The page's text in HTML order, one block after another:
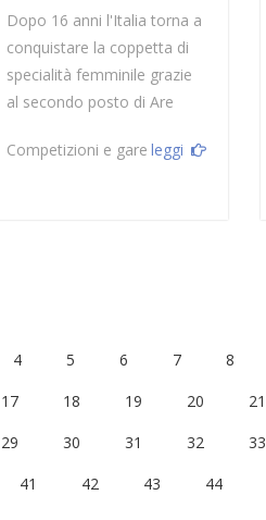
Dopo 16 anni l'Italia torna a
conquistare la coppetta di
specialità femminile grazie
al secondo posto di Are
Competizioni e gare leggi
4 5 6 7 8
17 18 19 20 21
29 30 31 32 33
41 42 43 44